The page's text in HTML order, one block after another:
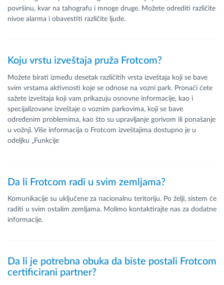
površinu, kvar na tahografu i mnoge druge. Možete odrediti različite
nivoe alarma i obavestiti različite ljude.
Koju vrstu izveštaja pruža Frotcom?
Možete birati između desetak različitih vrsta izveštaja koji se bave
svim vrstama aktivnosti koje se odnose na vozni park. Pronaći ćete
sažete izveštaja koji vam prikazuju osnovne informacije, kao i
specijalizovane izveštaje o voznim parkovima, koji se bave
određenim problemima, kao što su upravljanje gorivom ili ponašanje
u vožnji. Više informacija o Frotcom izveštajima dostupno je u
odeljku „Funkcije
Da li Frotcom radi u svim zemljama?
Komunikacije su uključene za nacionalnu teritoriju. Po želji, sistem će
raditi u svim ostalim zemljama. Molimo kontaktirajte nas za dodatne
informacije.
Da li je potrebna obuka da biste postali Frotcom
certificirani partner?